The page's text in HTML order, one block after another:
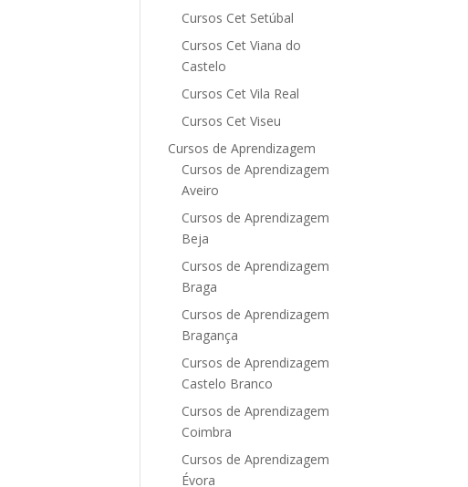
Cursos Cet Setúbal
Cursos Cet Viana do
Castelo
Cursos Cet Vila Real
Cursos Cet Viseu
Cursos de Aprendizagem
Cursos de Aprendizagem
Aveiro
Cursos de Aprendizagem
Beja
Cursos de Aprendizagem
Braga
Cursos de Aprendizagem
Bragança
Cursos de Aprendizagem
Castelo Branco
Cursos de Aprendizagem
Coimbra
Cursos de Aprendizagem
Évora